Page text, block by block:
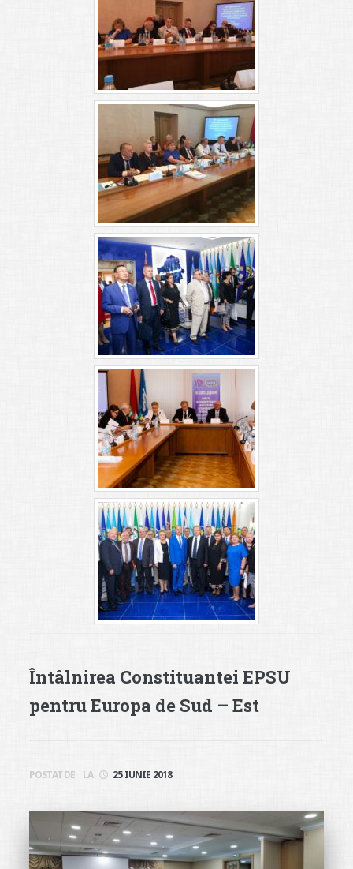
Întâlnirea Constituantei EPSU
pentru Europa de Sud – Est
POSTAT DE LA 25 IUNIE 2018